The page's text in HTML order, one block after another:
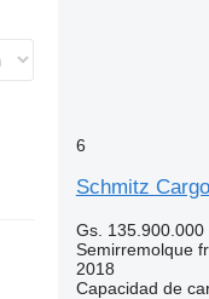
6
Schmitz
Gs. 135.900.000
Semirremolque
2018
Capacidad de